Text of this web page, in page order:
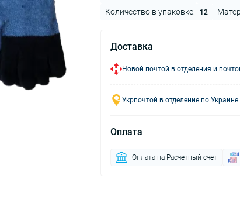
Количество в упаковке: 12
Доставка
Новой почтой в отделения и
Укрпочтой в отделение по Украине
Оплата
Оплата на Расчетный счет